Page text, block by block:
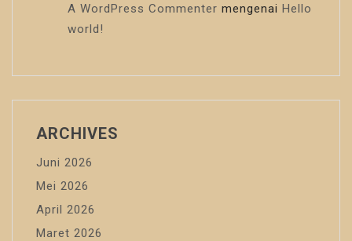
A WordPress Commenter mengenai Hello
world!
ARCHIVES
Juni 2026
Mei 2026
April 2026
Maret 2026